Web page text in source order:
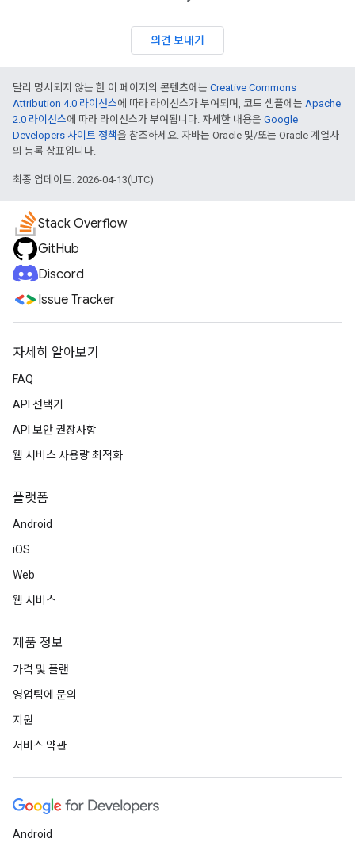
의견 보내기
달리 명시되지 않는 한 이 페이지의 콘텐츠에는 Creative Commons
Attribution 4.0 라이선스에 따라 라이선스가 부여되며, 코드 샘플에는 Apache
2.0 라이선스에 따라 라이선스가 부여됩니다. 자세한 내용은 Google
Developers 사이트 정책을 참조하세요. 자바는 Oracle 및/또는 Oracle 계열사
의 등록 상표입니다.
최종 업데이트: 2026-04-13(UTC)
Stack Overflow
GitHub
Discord
Issue Tracker
자세히 알아보기
FAQ
API 선택기
API 보안 권장사항
웹 서비스 사용량 최적화
플랫폼
Android
iOS
Web
웹 서비스
제품 정보
가격 및 플랜
영업팀에 문의
지원
서비스 약관
Android